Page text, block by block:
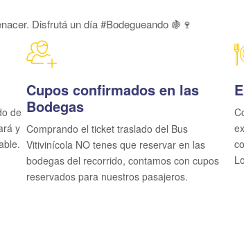
Disfrutá un día #Bodegueando 🍇🍷
de
y
Cupos confirmados en las
Bodegas
Comprando el ticket traslado del Bus
Vitivinícola NO tenes que reservar en las
bodegas del recorrido, contamos con cupos
reservados para nuestros pasajeros.